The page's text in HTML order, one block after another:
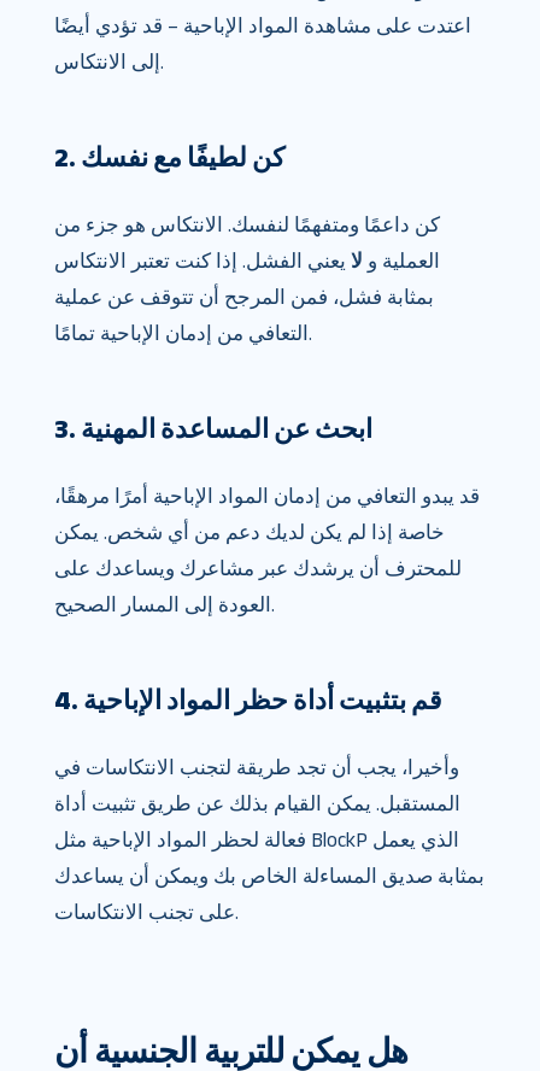
اعتدت على مشاهدة المواد الإباحية – قد تؤدي أيضًا
إلى الانتكاس.
2. كن لطيفًا مع نفسك
كن داعمًا ومتفهمًا لنفسك. الانتكاس هو جزء من
العملية و لا يعني الفشل. إذا كنت تعتبر الانتكاس
بمثابة فشل، فمن المرجح أن تتوقف عن عملية
التعافي من إدمان الإباحية تمامًا.
3. ابحث عن المساعدة المهنية
قد يبدو التعافي من إدمان المواد الإباحية أمرًا مرهقًا،
خاصة إذا لم يكن لديك دعم من أي شخص. يمكن
للمحترف أن يرشدك عبر مشاعرك ويساعدك على
العودة إلى المسار الصحيح.
4. قم بتثبيت أداة حظر المواد الإباحية
وأخيرا، يجب أن تجد طريقة لتجنب الانتكاسات في
المستقبل. يمكن القيام بذلك عن طريق تثبيت أداة
فعالة لحظر المواد الإباحية مثل BlockP الذي يعمل
بمثابة صديق المساءلة الخاص بك ويمكن أن يساعدك
على تجنب الانتكاسات.
هل يمكن للتربية الجنسية أن